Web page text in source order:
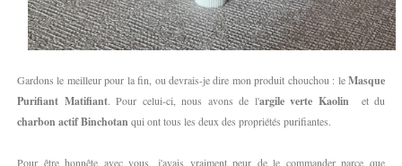
Gardons le meilleur pour la fin, ou devrais-je dire mon produit chouchou : leMasque
Purifiant Matifiant. Pour celui-ci, nous avons de l'argile verte Kaolin et du
charbon actif Binchotan qui ont tous les deux des propriétés purifiantes.
Pour être honnête avec vous, j'avais vraiment peur de le commander parce que